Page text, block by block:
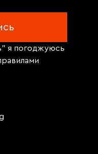
я погоджуюсь